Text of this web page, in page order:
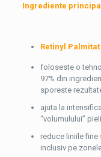
Ingrediente
Retinyl
foloseste o
97% din
sporeste
ajuta la
“volumulului”
reduce liniile fine
inclusiv pe